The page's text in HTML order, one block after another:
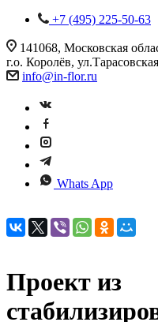
+7 (495) 225-50-63
141068, Московская
г.о. Королёв,
info@in-flor.ru
Whats App
Проект из